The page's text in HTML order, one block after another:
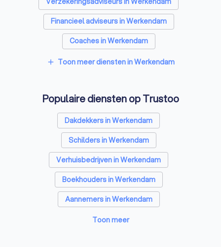
Financieel adviseurs in Werkendam
Coaches in Werkendam
Relatietherapeuten in Werkendam
Hypotheekadviseurs in Werkendam
Personal trainers in Werkendam
Diëtisten in Werkendam
add Toon meer diensten in Werkendam
Populaire diensten op Trustoo
Dakdekkers in Werkendam
Schilders in Werkendam
Verhuisbedrijven in Werkendam
Boekhouders in Werkendam
Aannemers in Werkendam
Makelaars in Werkendam
Toon meer